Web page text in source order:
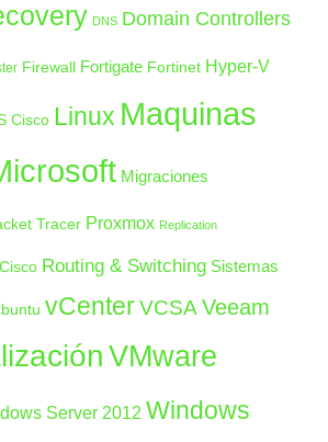
DNS Domain Controllers
Firewall Fortigate Fortinet Hyper-V
Cisco Linux Maquinas
Migraciones
Tracer Proxmox Replication
Routing & Switching Sistemas
vCenter VCSA Veeam
VMware
Server 2012 Windows